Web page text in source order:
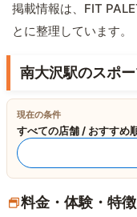
掲載情報は、FIT
とに整理しています。
南大沢駅のスポ
現在の条件
すべての店舗 / おすすめ
料金・体験・特